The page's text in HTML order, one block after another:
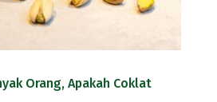
Orang, Apakah Coklat